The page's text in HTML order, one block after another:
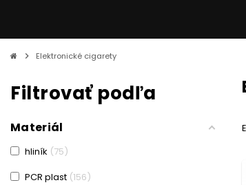
chevron_right Elektronické cigarety
Filtrovať podľa
Materiál
hliník 75
PCR plast 156